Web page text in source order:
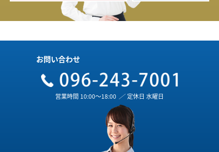
お問い合わせ
営業時間 10:00～18:00 ／ 定休日 水曜日